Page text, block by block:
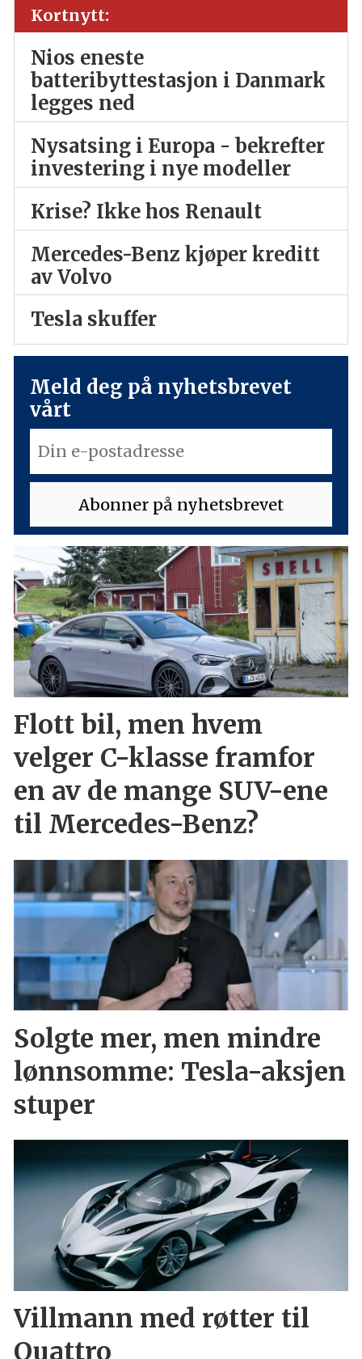
Kortnytt:
Nios eneste
batteribyttestasjon i Danmark
legges ned
Nysatsing i Europa - bekrefter
investering i nye modeller
Krise? Ikke hos Renault
Mercedes-Benz kjøper kreditt
av Volvo
Tesla skuffer
Meld deg på nyhetsbrevet
vårt
Flott bil, men hvem
velger C-klasse framfor
en av de mange SUV-ene
til Mercedes-Benz?
Solgte mer, men mindre
lønnsomme: Tesla-aksjen
stuper
Villmann med røtter til
Quattro